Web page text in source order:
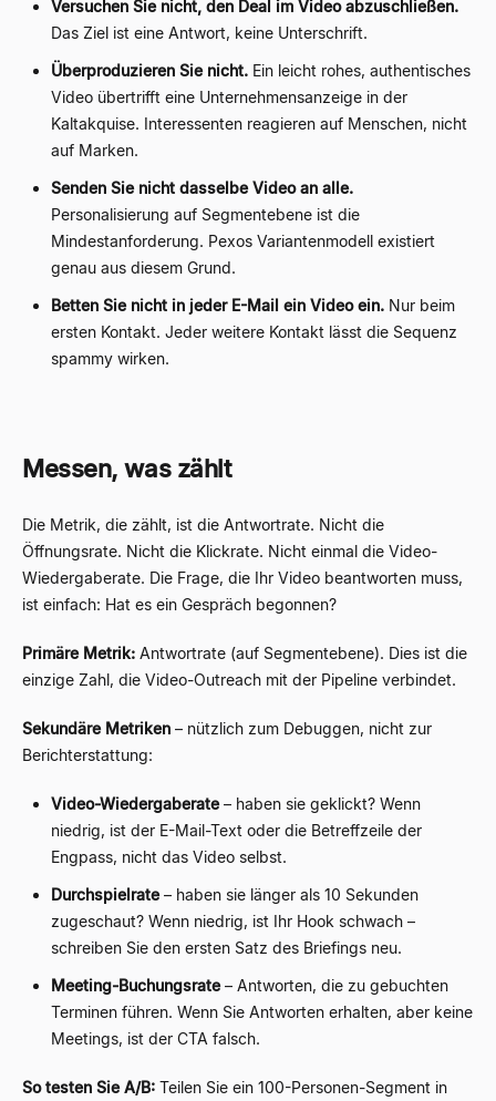
Versuchen Sie nicht, den Deal im Video abzuschließen.
Das Ziel ist eine Antwort, keine Unterschrift.
Überproduzieren Sie nicht. Ein leicht rohes, authentisches
Video übertrifft eine Unternehmensanzeige in der
Kaltakquise. Interessenten reagieren auf Menschen, nicht
auf Marken.
Senden Sie nicht dasselbe Video an alle.
Personalisierung auf Segmentebene ist die
Mindestanforderung. Pexos Variantenmodell existiert
genau aus diesem Grund.
Betten Sie nicht in jeder E-Mail ein Video ein. Nur beim
ersten Kontakt. Jeder weitere Kontakt lässt die Sequenz
spammy wirken.
Messen, was zählt
Die Metrik, die zählt, ist die Antwortrate. Nicht die
Öffnungsrate. Nicht die Klickrate. Nicht einmal die Video-
Wiedergaberate. Die Frage, die Ihr Video beantworten muss,
ist einfach: Hat es ein Gespräch begonnen?
Primäre Metrik: Antwortrate (auf Segmentebene). Dies ist die
einzige Zahl, die Video-Outreach mit der Pipeline verbindet.
Sekundäre Metriken – nützlich zum Debuggen, nicht zur
Berichterstattung:
Video-Wiedergaberate– haben sie geklickt? Wenn
niedrig, ist der E-Mail-Text oder die Betreffzeile der
Engpass, nicht das Video selbst.
Durchspielrate– haben sie länger als 10 Sekunden
zugeschaut? Wenn niedrig, ist Ihr Hook schwach –
schreiben Sie den ersten Satz des Briefings neu.
Meeting-Buchungsrate– Antworten, die zu gebuchten
Terminen führen. Wenn Sie Antworten erhalten, aber keine
Meetings, ist der CTA falsch.
So testen Sie A/B: Teilen Sie ein 100-Personen-Segment in